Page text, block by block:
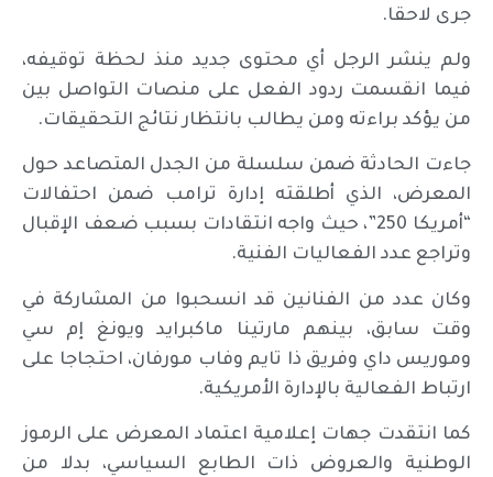
جرى لاحقا.
ولم ينشر الرجل أي محتوى جديد منذ لحظة توقيفه،
فيما انقسمت ردود الفعل على منصات التواصل بين
من يؤكد براءته ومن يطالب بانتظار نتائج التحقيقات.
جاءت الحادثة ضمن سلسلة من الجدل المتصاعد حول
المعرض، الذي أطلقته إدارة ترامب ضمن احتفالات
“أمريكا 250”، حيث واجه انتقادات بسبب ضعف الإقبال
وتراجع عدد الفعاليات الفنية.
وكان عدد من الفنانين قد انسحبوا من المشاركة في
وقت سابق، بينهم مارتينا ماكبرايد ويونغ إم سي
وموريس داي وفريق ذا تايم وفاب مورفان، احتجاجا على
ارتباط الفعالية بالإدارة الأمريكية.
كما انتقدت جهات إعلامية اعتماد المعرض على الرموز
الوطنية والعروض ذات الطابع السياسي، بدلا من